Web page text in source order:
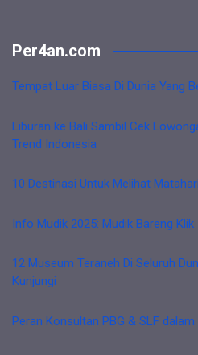
Per4an.com
Tempat Luar Biasa Di Dunia Yang
Liburan ke Bali Sambil Cek
Trend Indonesia
10 Destinasi Untuk Melihat
Info Mudik 2025: Mudik Bareng
12 Museum Teraneh Di Seluruh
Kunjungi
Peran Konsultan PBG & SLF